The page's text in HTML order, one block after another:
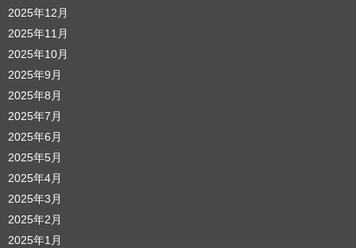
2025年12月
2025年11月
2025年10月
2025年9月
2025年8月
2025年7月
2025年6月
2025年5月
2025年4月
2025年3月
2025年2月
2025年1月